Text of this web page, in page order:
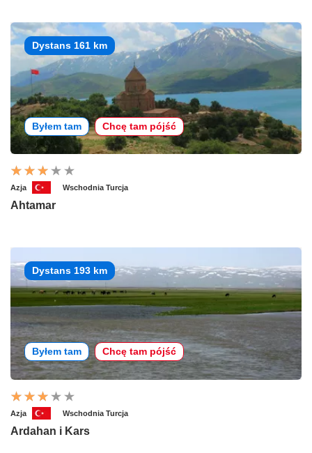
Dystans 161 km
Byłem tam Chcę tam pójść
Azja Wschodnia Turcja
Ahtamar
Dystans 193 km
Byłem tam Chcę tam pójść
Azja Wschodnia Turcja
Ardahan i Kars